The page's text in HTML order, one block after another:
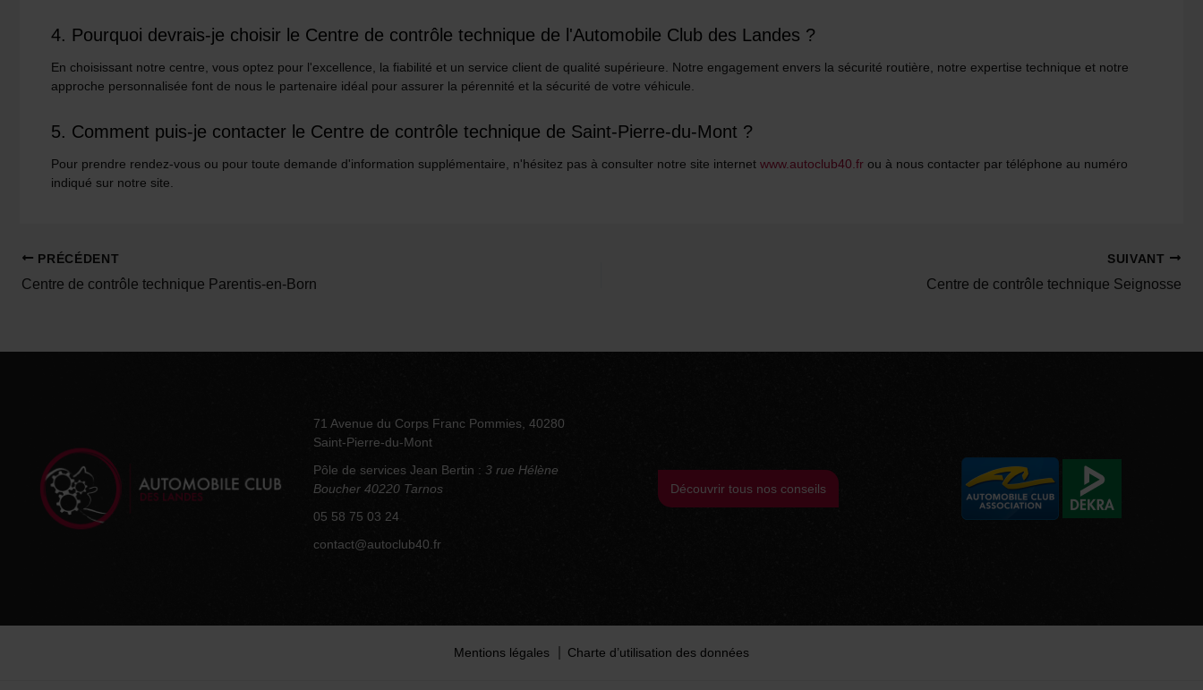
4. Pourquoi devrais-je choisir le Centre de contrôle technique de l'Automobile Club des Landes ?
En choisissant notre centre, vous optez pour l'excellence, la fiabilité et un service client de qualité supérieure. Notre engagement envers la sécurité routière, notre expertise technique et notre
approche personnalisée font de nous le partenaire idéal pour assurer la pérennité et la sécurité de votre véhicule.
5. Comment puis-je contacter le Centre de contrôle technique de Saint-Pierre-du-Mont ?
Pour prendre rendez-vous ou pour toute demande d'information supplémentaire, n'hésitez pas à consulter notre site internet www.autoclub40.fr ou à nous contacter par téléphone au numéro
indiqué sur notre site.
Navigation
des
PRÉCÉDENT
Centre de contrôle technique Parentis-en-Born
SUIVANT
Centre de contrôle technique Seignosse
71 Avenue du Corps Franc Pommies, 40280
Saint-Pierre-du-Mont
Pôle de services Jean Bertin : 3 rue Hélène
Boucher 40220 Tarnos
05 58 75 03 24
contact@autoclub40.fr
Découvrir tous nos conseils
Mentions légales Charte d’utilisation des données